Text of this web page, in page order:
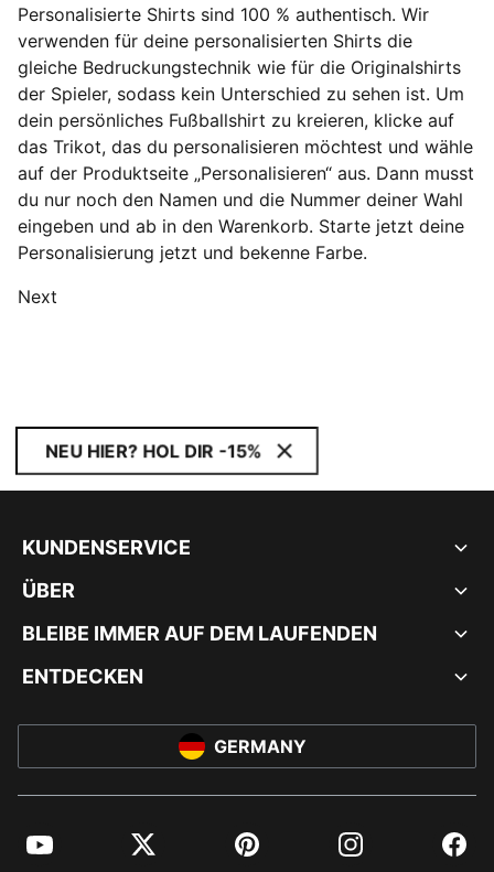
Personalisierte Shirts sind 100 % authentisch. Wir
verwenden für deine personalisierten Shirts die
gleiche Bedruckungstechnik wie für die Originalshirts
der Spieler, sodass kein Unterschied zu sehen ist. Um
dein persönliches Fußballshirt zu kreieren, klicke auf
das Trikot, das du personalisieren möchtest und wähle
auf der Produktseite „Personalisieren“ aus. Dann musst
du nur noch den Namen und die Nummer deiner Wahl
eingeben und ab in den Warenkorb. Starte jetzt deine
Personalisierung jetzt und bekenne Farbe.
Next
NEU HIER? HOL DIR -15%
KUNDENSERVICE
ÜBER
BLEIBE IMMER AUF DEM LAUFENDEN
ENTDECKEN
GERMANY
YouTube Twitter Pinterest Instagram